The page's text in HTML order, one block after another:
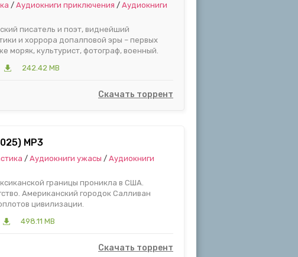
/ Аудиокниги приключения / Аудиокниги
писатель и поэт, виднейший
и хоррора допалповой эры – первых
моряк, культурист, фотограф, военный.
242.42 MB
Скачать торрент
MP3
/ Аудиокниги ужасы / Аудиокниги
границы проникла в США.
Американский городок Салливан
цивилизации.
498.11 MB
Скачать торрент